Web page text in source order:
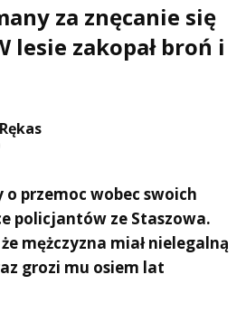
za znęcanie się
lesie zakopał broń i
przemoc wobec swoich
policjantów ze Staszowa.
mężczyzna miał nielegalną
grozi mu osiem lat